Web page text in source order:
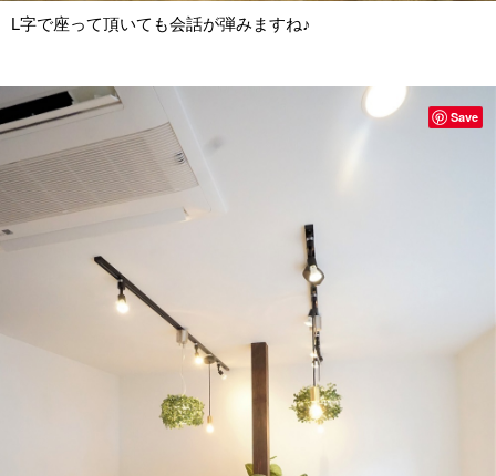
L字で座って頂いても会話が弾みますね♪
Save